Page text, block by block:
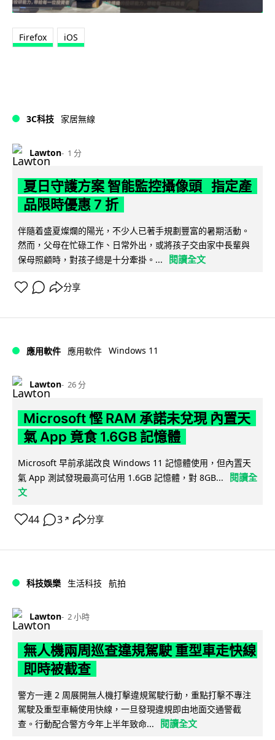
Firefox iOS
3C科技 家居無線
Lawton 1 分
夏日守護方案 智能監控攝像頭 指定產
品限時優惠 7 折
伴隨着盛夏燦爛的陽光，不少人已著手規劃豐富的暑期活動。
然而，父母在忙碌工作、日常外出，或將孩子交由家中長輩與
保母照顧時，對孩子總是十分牽掛。...
閱讀全文
分享
應用軟件 應用軟件 Windows 11
Lawton 26 分
Microsoft 慳 RAM 承諾未兌現 內置天
氣 App 竟食 1.6GB 記憶體
Microsoft 早前承諾改良 Windows 11 記憶體使用，但內置天
氣 App 測試發現最高可佔用 1.6GB 記憶體，對 8GB...
閱讀全
文
44 3 ↗ 分享
科技娛樂 生活科技 航拍
Lawton 2 小時
無人機兩周巡查違規駕駛 重型車走快線
即時被截查
警方一連 2 周展開無人機打擊違規駕駛行動，重點打擊不專注
駕駛及重型車輛使用快線，一旦發現違規即由地面交通警截
查。行動配合警方今年上半年致命...
閱讀全文